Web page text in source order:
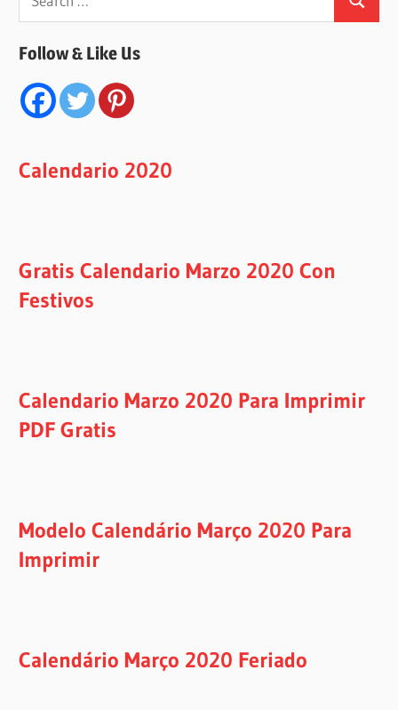
for:
Search
Follow & Like Us
Calendario 2020
Gratis Calendario Marzo 2020 Con
Festivos
Calendario Marzo 2020 Para Imprimir
PDF Gratis
Modelo Calendário Março 2020 Para
Imprimir
Calendário Março 2020 Feriado